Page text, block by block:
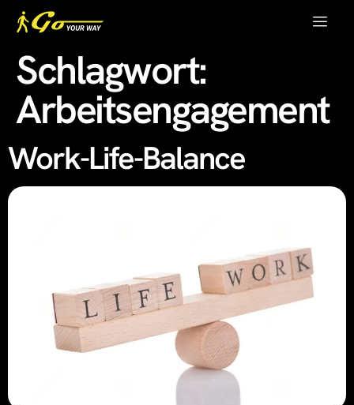
Schlagwort:
Arbeitsengagement
Work-Life-Balance